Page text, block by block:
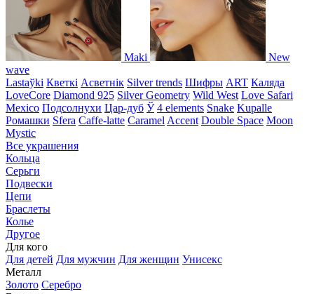
Maki
New
wave
Lastaўki Кветкі Асветнiк Silver trends Шифры ART Каляда
LoveCore Diamond 925 Silver Geometry Wild West Love Safari
Mexico Подсолнухи Цар-дуб Ў 4 elements Snake Kupalle
Ромашки Sfera Caffe-latte Caramel Accent Double Space Moon
Mystic
Все украшения
Кольца
Серьги
Подвески
Цепи
Браслеты
Колье
Другое
Для кого
Для детей Для мужчин Для женщин Унисекс
Металл
Золото Серебро